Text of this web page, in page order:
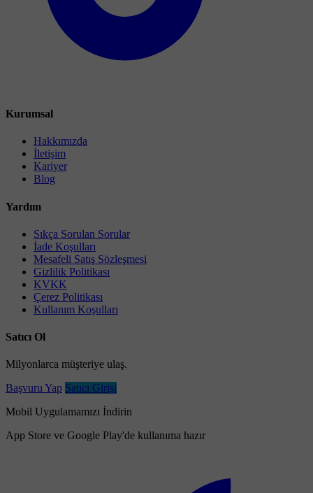
Kurumsal
Hakkımızda
İletişim
Kariyer
Blog
Yardım
Sıkça Sorulan Sorular
İade Koşulları
Mesafeli Satış Sözleşmesi
Gizlilik Politikası
KVKK
Çerez Politikası
Kullanım Koşulları
Satıcı Ol
Milyonlarca müşteriye ulaş.
Başvuru Yap Satıcı Girişi
Mobil Uygulamamızı İndirin
App Store ve Google Play'de kullanıma hazır